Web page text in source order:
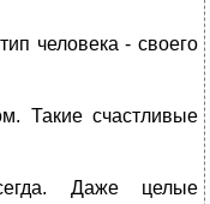
человека - своего
Такие счастливые
Даже целые